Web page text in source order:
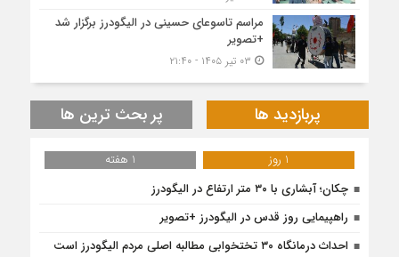
مراسم تاسوعای حسینی در الیگودرز برگزار شد
+تصویر
پربازدید ها پر بحث ترین ها
1 روز
1 هفته
چکان؛ آبشاری با ۳۰ متر ارتفاع در الیگودرز
راهپیمایی روز قدس در الیگودرز +تصویر
احداث درمانگاه ۳۰ تختخوابی مطالبه اصلی مردم الیگودرز است